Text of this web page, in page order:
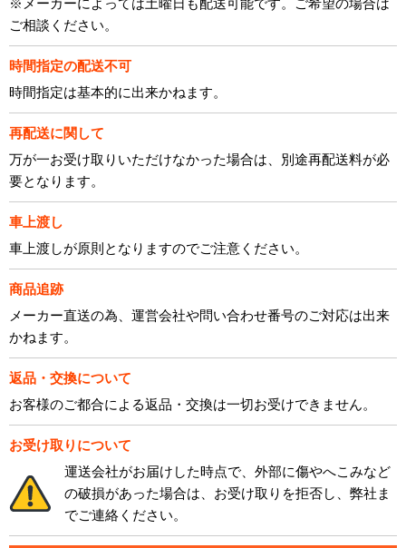
ご相談ください。
時間指定の配送不可
時間指定は基本的に出来かねます。
再配送に関して
万が一お受け取りいただけなかった場合は、別途再配送料が必
要となります。
車上渡し
車上渡しが原則となりますのでご注意ください。
商品追跡
メーカー直送の為、運営会社や問い合わせ番号のご対応は出来
かねます。
返品・交換について
お客様のご都合による返品・交換は一切お受けできません。
お受け取りについて
運送会社がお届けした時点で、外部に傷やへこみなど
の破損があった場合は、お受け取りを拒否し、弊社ま
でご連絡ください。